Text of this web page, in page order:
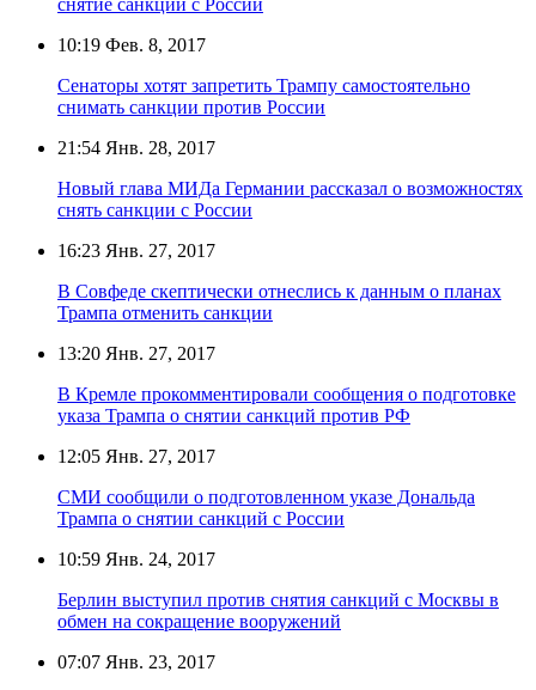
10:19 Фев. 8, 2017
Сенаторы хотят запретить Трампу самостоятельно
снимать санкции против России
21:54 Янв. 28, 2017
Новый глава МИДа Германии рассказал о возможностях
снять санкции с России
16:23 Янв. 27, 2017
В Совфеде скептически отнеслись к данным о планах
Трампа отменить санкции
13:20 Янв. 27, 2017
В Кремле прокомментировали сообщения о подготовке
указа Трампа о снятии санкций против РФ
12:05 Янв. 27, 2017
СМИ сообщили о подготовленном указе Дональда
Трампа о снятии санкций с России
10:59 Янв. 24, 2017
Берлин выступил против снятия санкций с Москвы в
обмен на сокращение вооружений
07:07 Янв. 23, 2017